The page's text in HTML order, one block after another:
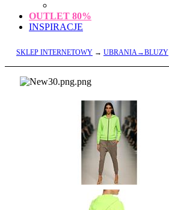
OUTLET 80%
INSPIRACJE
SKLEP INTERNETOWY → UBRANIA→BLUZY